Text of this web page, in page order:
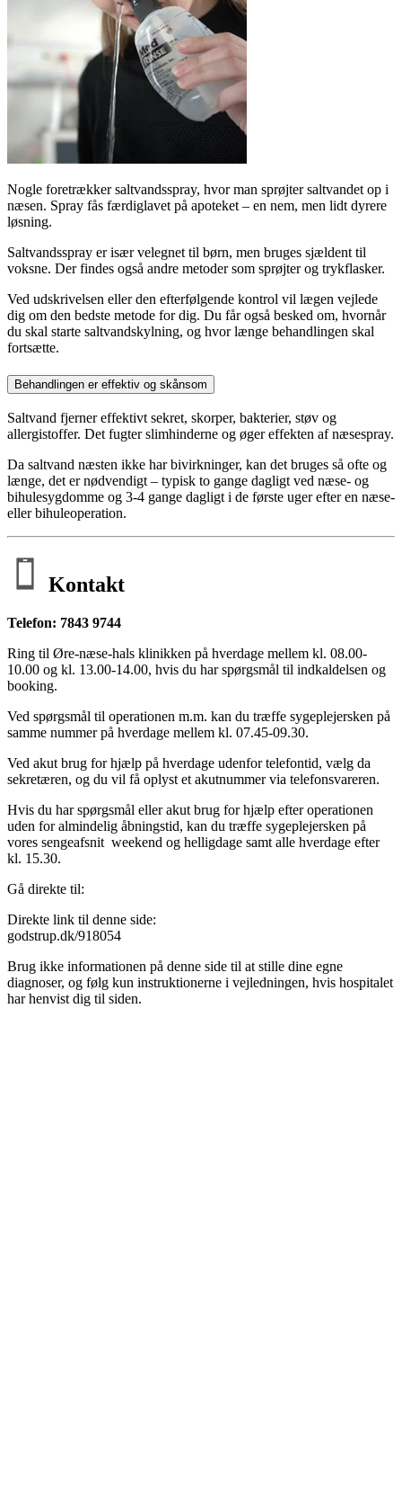
Nogle foretrækker saltvandsspray, hvor man sprøjter saltvandet op i
næsen. Spray fås færdiglavet på apoteket – en nem, men lidt dyrere
løsning.
Saltvandsspray er især velegnet til børn, men bruges sjældent til
voksne. Der findes også andre metoder som sprøjter og trykflasker.
Ved udskrivelsen eller den efterfølgende kontrol vil lægen vejlede
dig om den bedste metode for dig. Du får også besked om, hvornår
du skal starte saltvandskylning, og hvor længe behandlingen skal
fortsætte.
Behandlingen er effektiv og skånsom
Saltvand fjerner effektivt sekret, skorper, bakterier, støv og
allergistoffer. Det fugter slimhinderne og øger effekten af næsespray.
Da saltvand næsten ikke har bivirkninger, kan det bruges så ofte og
længe, det er nødvendigt – typisk to gange dagligt ved næse- og
bihulesygdomme og 3-4 gange dagligt i de første uger efter en næse-
eller bihuleoperation.
Kontakt
Telefon: 7843 9744
Ring til Øre-næse-hals klinikken på hverdage mellem kl. 08.00-
10.00 og kl. 13.00-14.00, hvis du har spørgsmål til indkaldelsen og
booking.
Ved spørgsmål til operationen m.m. kan du træffe sygeplejersken på
samme nummer på hverdage mellem kl. 07.45-09.30.
Ved akut brug for hjælp på hverdage udenfor telefontid, vælg da
sekretæren, og du vil få oplyst et akutnummer via telefonsvareren.
Hvis du har spørgsmål eller akut brug for hjælp efter operationen
uden for almindelig åbningstid, kan du træffe sygeplejersken på
vores sengeafsnit weekend og helligdage samt alle hverdage efter
kl. 15.30.
Gå direkte til:
Direkte link til denne side:
godstrup.dk/918054
Brug ikke informationen på denne side til at stille dine egne
diagnoser, og følg kun instruktionerne i vejledningen, hvis hospitalet
har henvist dig til siden.